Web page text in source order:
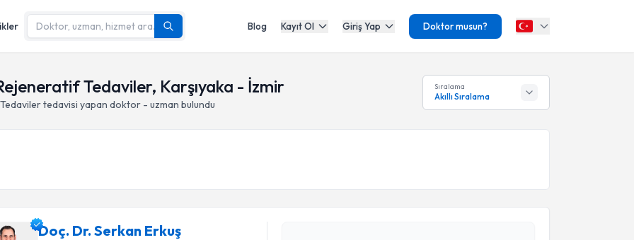
Blog Kayıt Ol Giriş Yap Doktor musun?
Tedaviler, Karşıyaka - İzmir
tedavisi yapan doktor - uzman bulundu
Sıralama
Akıllı Sıralama
Doç. Dr. Serkan Erkuş
Doç. Dr. Serkan Erkuşiçin randevu takvimi talebi oluşturun.
Size bu uzmandan randevu almanız için bir takvim